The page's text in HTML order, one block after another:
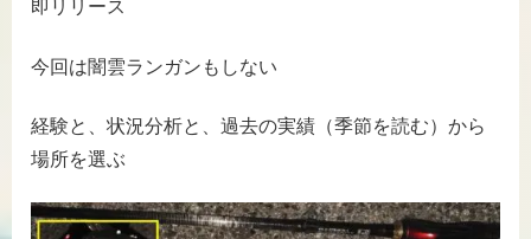
即リリース
今回は闇雲ランガンもしない
経験と、状況分析と、過去の実績（季節を読む）から
場所を選ぶ